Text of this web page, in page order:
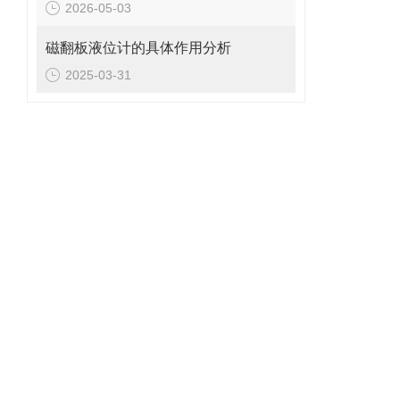
2026-05-03
磁翻板液位计的具体作用分析
2025-03-31